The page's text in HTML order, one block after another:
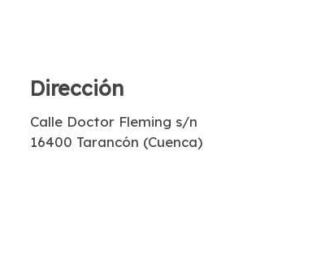
Dirección
Calle Doctor Fleming s/n
16400 Tarancón (Cuenca)